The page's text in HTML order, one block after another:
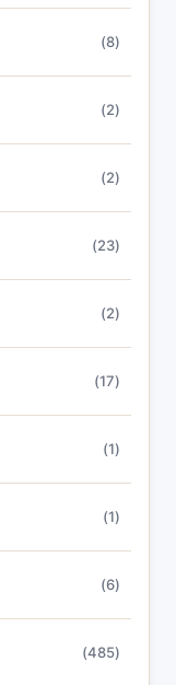
(8)
(2)
(2)
(23)
(2)
(17)
(1)
(1)
(6)
(485)